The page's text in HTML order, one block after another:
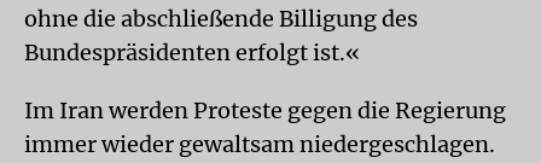
ohne die abschließende Billigung des
Bundespräsidenten erfolgt ist.«
Im Iran werden Proteste gegen die Regierung
immer wieder gewaltsam niedergeschlagen.